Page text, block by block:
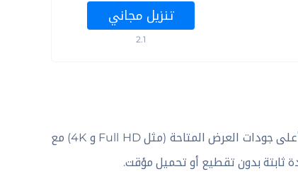
تنزيل مجاني
2.1
يدمج التطبيق كود برمجي حديث يبحث عن أعلى جودات العرض المتاحة (مثل Full HD و 4K) مع
ثابتة بدون تقطيع أو تحميل مؤقت.